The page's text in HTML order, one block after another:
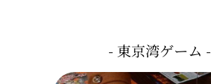
- 東京湾ゲーム -